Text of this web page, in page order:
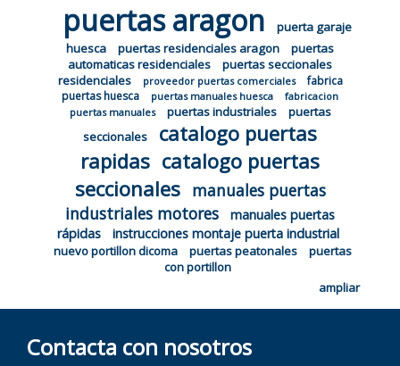
puertas aragon
puerta garaje
huesca
puertas residenciales aragon
puertas
automaticas residenciales
puertas seccionales
residenciales
proveedor puertas comerciales
fabrica
puertas huesca
puertas manuales huesca
fabricacion
puertas manuales
puertas industriales
puertas
seccionales
catalogo puertas
rapidas catalogo puertas
seccionales
manuales puertas
industriales motores
manuales puertas
rápidas
instrucciones montaje puerta industrial
nuevo portillon dicoma puertas peatonales
puertas
con portillon
ampliar
Contacta con nosotros